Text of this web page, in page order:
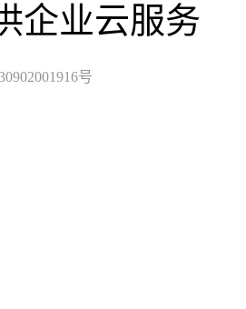
企业云服务
号